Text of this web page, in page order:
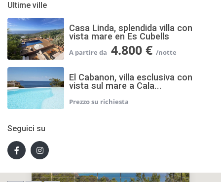
Ultime ville
Casa Linda, splendida villa con
vista mare en Es Cubells
4.800 €
El Cabanon, villa esclusiva con
vista sul mare a Cala...
Seguici su